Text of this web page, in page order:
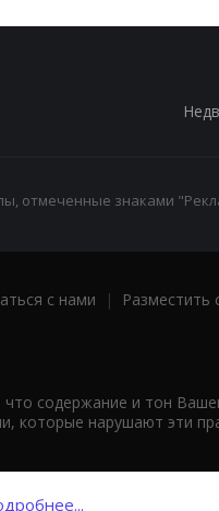
отмеченные знаками
с нами | Разместить
содержание и тон
нарушают эти